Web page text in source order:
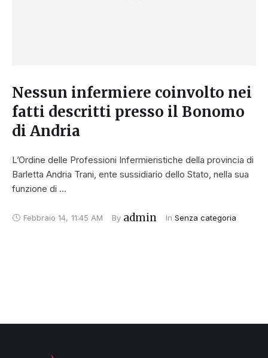
Nessun infermiere coinvolto nei
fatti descritti presso il Bonomo
di Andria
L’Ordine delle Professioni Infermieristiche della provincia di
Barletta Andria Trani, ente sussidiario dello Stato, nella sua
funzione di …
Febbraio 14, 11:45 AM By admin In Senza categoria